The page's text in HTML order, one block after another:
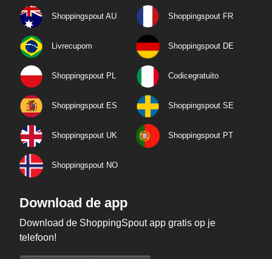
Shoppingspout AU Shoppingspout FR
Livrecupom Shoppingspout DE
Shoppingspout PL Codicegratuito
Shoppingspout ES Shoppingspout SE
Shoppingspout UK Shoppingspout PT
Shoppingspout NO
Download de app
Download de ShoppingSpout app gratis op je
telefoon!